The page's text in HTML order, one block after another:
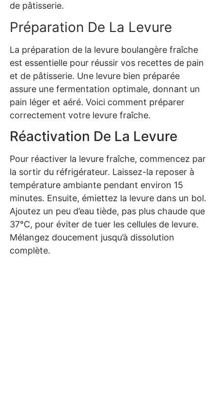
de pâtisserie.
Préparation De La Levure
La préparation de la levure boulangère fraîche
est essentielle pour réussir vos recettes de pain
et de pâtisserie. Une levure bien préparée
assure une fermentation optimale, donnant un
pain léger et aéré. Voici comment préparer
correctement votre levure fraîche.
Réactivation De La Levure
Pour réactiver la levure fraîche, commencez par
la sortir du réfrigérateur. Laissez-la reposer à
température ambiante pendant environ 15
minutes. Ensuite, émiettez la levure dans un bol.
Ajoutez un peu d’eau tiède, pas plus chaude que
37°C, pour éviter de tuer les cellules de levure.
Mélangez doucement jusqu’à dissolution
complète.